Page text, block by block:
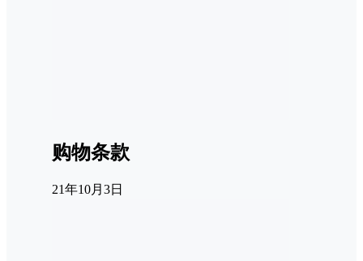
购物条款
21年10月3日